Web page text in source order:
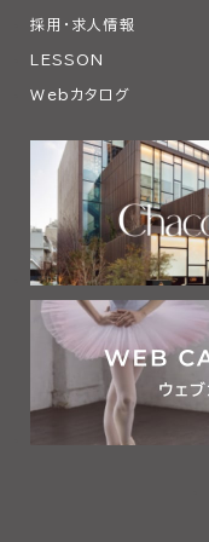
採用・求人情報
LESSON
Webカタログ